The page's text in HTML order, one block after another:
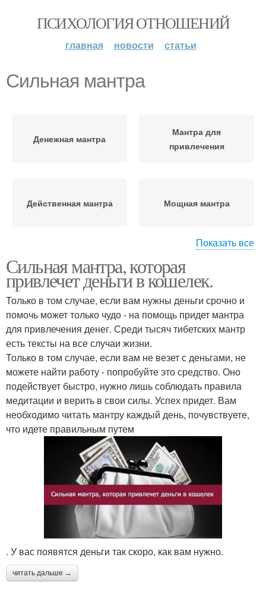
ПСИХОЛОГИЯ ОТНОШЕНИЙ
главная новости статьи
Сильная мантра
Денежная мантра
Мантра для
привлечения
Действенная мантра Мощная мантра
Мантра на деньги Сильные мантры
Показать все
Сильная мантра, которая
привлечет деньги в кошелек.
Только в том случае, если вам нужны деньги срочно и
помочь может только чудо - на помощь придет мантра
для привлечения денег. Среди тысяч тибетских мантр
есть тексты на все случаи жизни.
Только в том случае, если вам не везет с деньгами, не
можете найти работу - попробуйте это средство. Оно
подействует быстро, нужно лишь соблюдать правила
медитации и верить в свои силы. Успех придет. Вам
необходимо читать мантру каждый день, почувствуете,
что идете правильным путем
. У вас появятся деньги так скоро, как вам нужно.
читать дальше →